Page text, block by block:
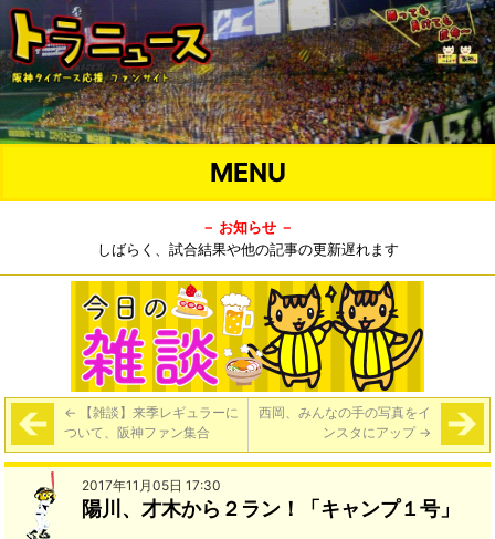
MENU
－ お知らせ －
しばらく、試合結果や他の記事の更新遅れます
← 【雑談】来季レギュラーに
ついて、阪神ファン集合
西岡、みんなの手の写真をイ
ンスタにアップ →
2017年11月05日 17:30
陽川、才木から２ラン！「キャンプ１号」